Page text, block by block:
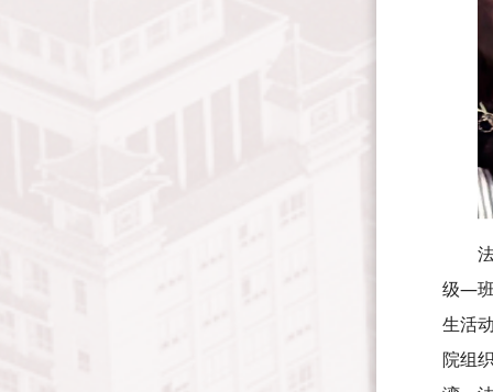
级—班
生活
院组